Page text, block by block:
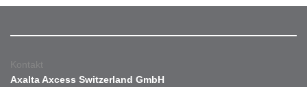
Kontakt
Axalta Axcess Switzerland GmbH